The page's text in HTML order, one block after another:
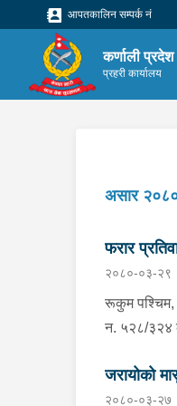
आपतकालिन सम्पर्क नं
कर्णाली प्रदेश
प्रहरी कार्यालय
असार
फरार
२०८०-०३-२९
रूकुम पश्चिम,
न. ५२८/३२४
रुकुम पश्चिम
दमाई भन्ने
जरायोको
२०८०-०३-२७